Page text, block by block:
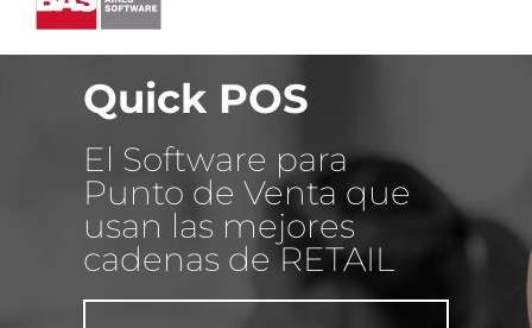
Quick POS
El Software para
Punto de Venta que
usan las mejores
cadenas de RETAIL